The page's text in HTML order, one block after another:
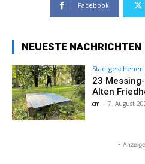
Facebook
NEUESTE NACHRICHTEN
Stadtgeschehen
23
Alten
cm - 7. August
-